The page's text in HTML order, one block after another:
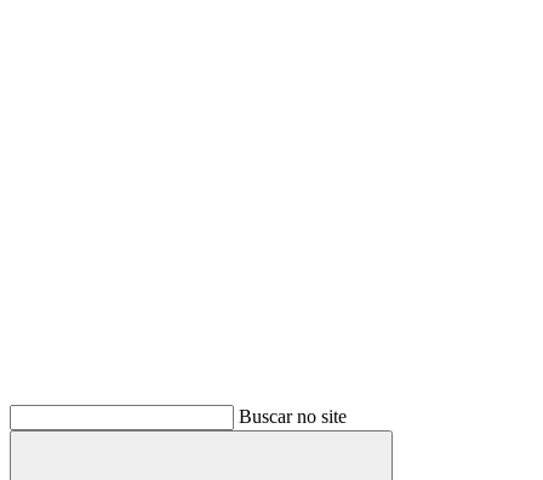
Buscar no site